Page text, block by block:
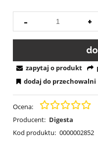
- +
Ocena:
Producent: Digesta
Kod produktu: 0000002852
zapytaj o produkt
dodaj do przechowalni